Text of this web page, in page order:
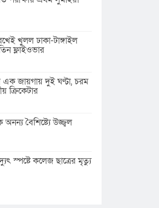
খুলল ঢাকা-টাঙ্গাইল
ফ্লাইওভার
এক জায়গায় দুই ঘণ্টা, চরম
ক্রিকেটার
বৈশিষ্ট্যে উজ্জ্বল
স্পষ্টে কলেজ ছাত্রের মৃত্যু